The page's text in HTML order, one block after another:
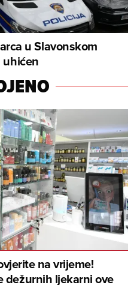
u Slavonskom
uhićen
na vrijeme!
dežurnih ljekarni ove